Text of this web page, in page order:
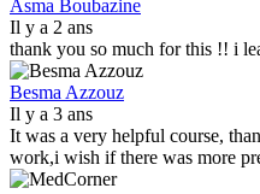
Asma Boubazine
Il y a 2 ans
thank you so much for this !! i
Besma Azzouz
Il y a 3 ans
It was a very helpful course,
work,i wish if there was more